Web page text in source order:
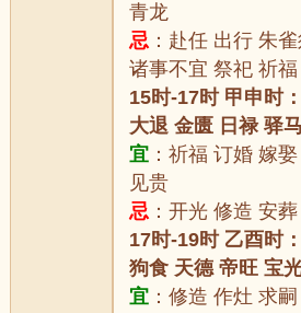
青龙
忌 ：赴任 出行 朱
诸事不宜 祭祀 祈
15时-17时 甲申时
大退 金匮 日禄 驿马
宜 ：祈福 订婚 嫁
见贵
忌 ：开光 修造 安葬
17时-19时 乙酉时
狗食 天德 帝旺 宝
宜 ：修造 作灶 求